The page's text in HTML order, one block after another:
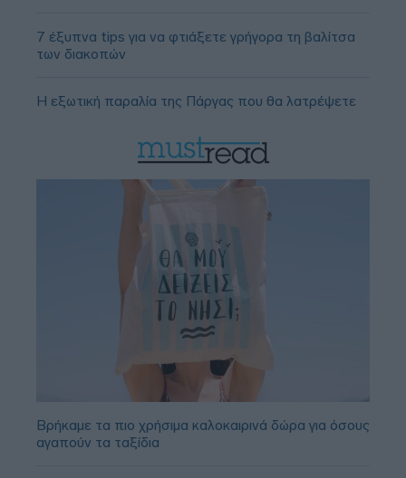
7 έξυπνα tips για να φτιάξετε γρήγορα τη βαλίτσα
των διακοπών
Η εξωτική παραλία της Πάργας που θα λατρέψετε
Βρήκαμε τα πιο χρήσιμα καλοκαιρινά δώρα για όσους
αγαπούν τα ταξίδια